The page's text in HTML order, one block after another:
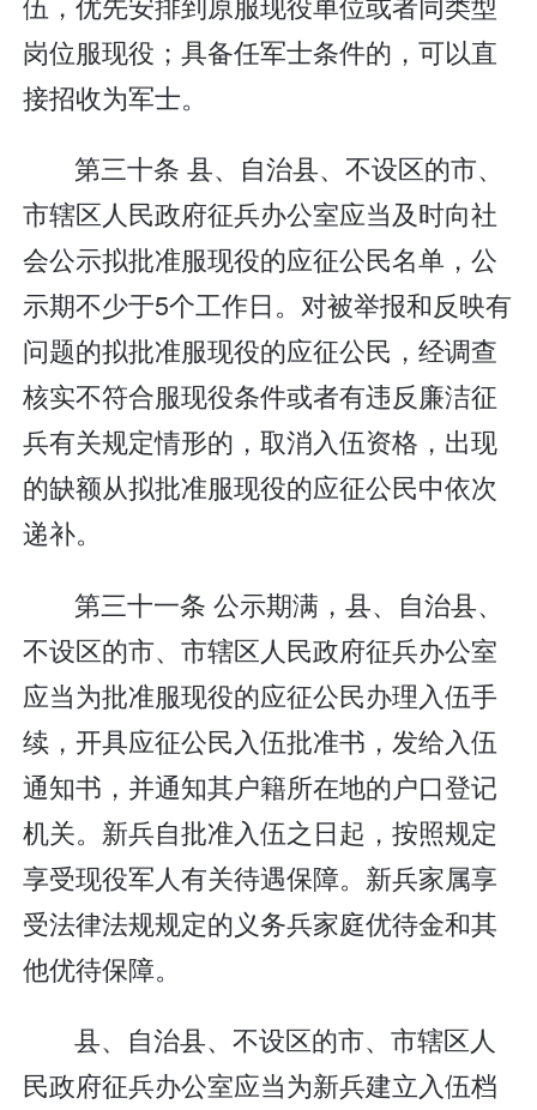
岗位服现役；具备任军士条件的，可以直
接招收为军士。
第三十条 县、自治县、不设区的市、
市辖区人民政府征兵办公室应当及时向社
会公示拟批准服现役的应征公民名单，公
示期不少于5个工作日。对被举报和反映有
问题的拟批准服现役的应征公民，经调查
核实不符合服现役条件或者有违反廉洁征
兵有关规定情形的，取消入伍资格，出现
的缺额从拟批准服现役的应征公民中依次
递补。
第三十一条 公示期满，县、自治县、
不设区的市、市辖区人民政府征兵办公室
应当为批准服现役的应征公民办理入伍手
续，开具应征公民入伍批准书，发给入伍
通知书，并通知其户籍所在地的户口登记
机关。新兵自批准入伍之日起，按照规定
享受现役军人有关待遇保障。新兵家属享
受法律法规规定的义务兵家庭优待金和其
他优待保障。
县、自治县、不设区的市、市辖区人
民政府征兵办公室应当为新兵建立入伍档